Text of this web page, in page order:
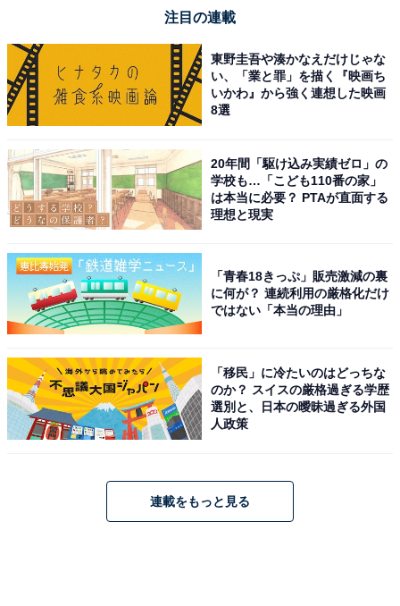
「関わる」「係わる」と「拘る」の違いは？
前述の辞書には、「関わる」「係わる」以外に「拘わ
る」という表記もありました。
の意味のうち、特に3の意味の場合にこの漢字を使いま
す。また、「…にもかかわらず」というような場合もこ
の漢字を使います。
「拘わる」「拘わらず」の例文
・つまらないことに拘わっていないで早く終わらせな
・怪我にも拘わらず新記録を樹立した。
注目の連載
東野圭吾や湊かなえだけじゃな
い、「業と罪」を描く『映画ち
いかわ』から強く連想した映画
8選
20年間「駆け込み実績ゼロ」の
学校も…「こども110番の家」
は本当に必要？ PTAが直面する
理想と現実
「青春18きっぷ」販売激減の裏
に何が？ 連続利用の厳格化だけ
ではない「本当の理由」
「移民」に冷たいのはどっちな
のか？ スイスの厳格過ぎる学歴
選別と、日本の曖昧過ぎる外国
人政策
連載をもっと見る